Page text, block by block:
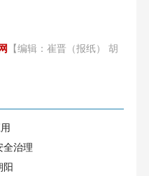
【编辑：崔晋（报纸） 胡
全治理
阳